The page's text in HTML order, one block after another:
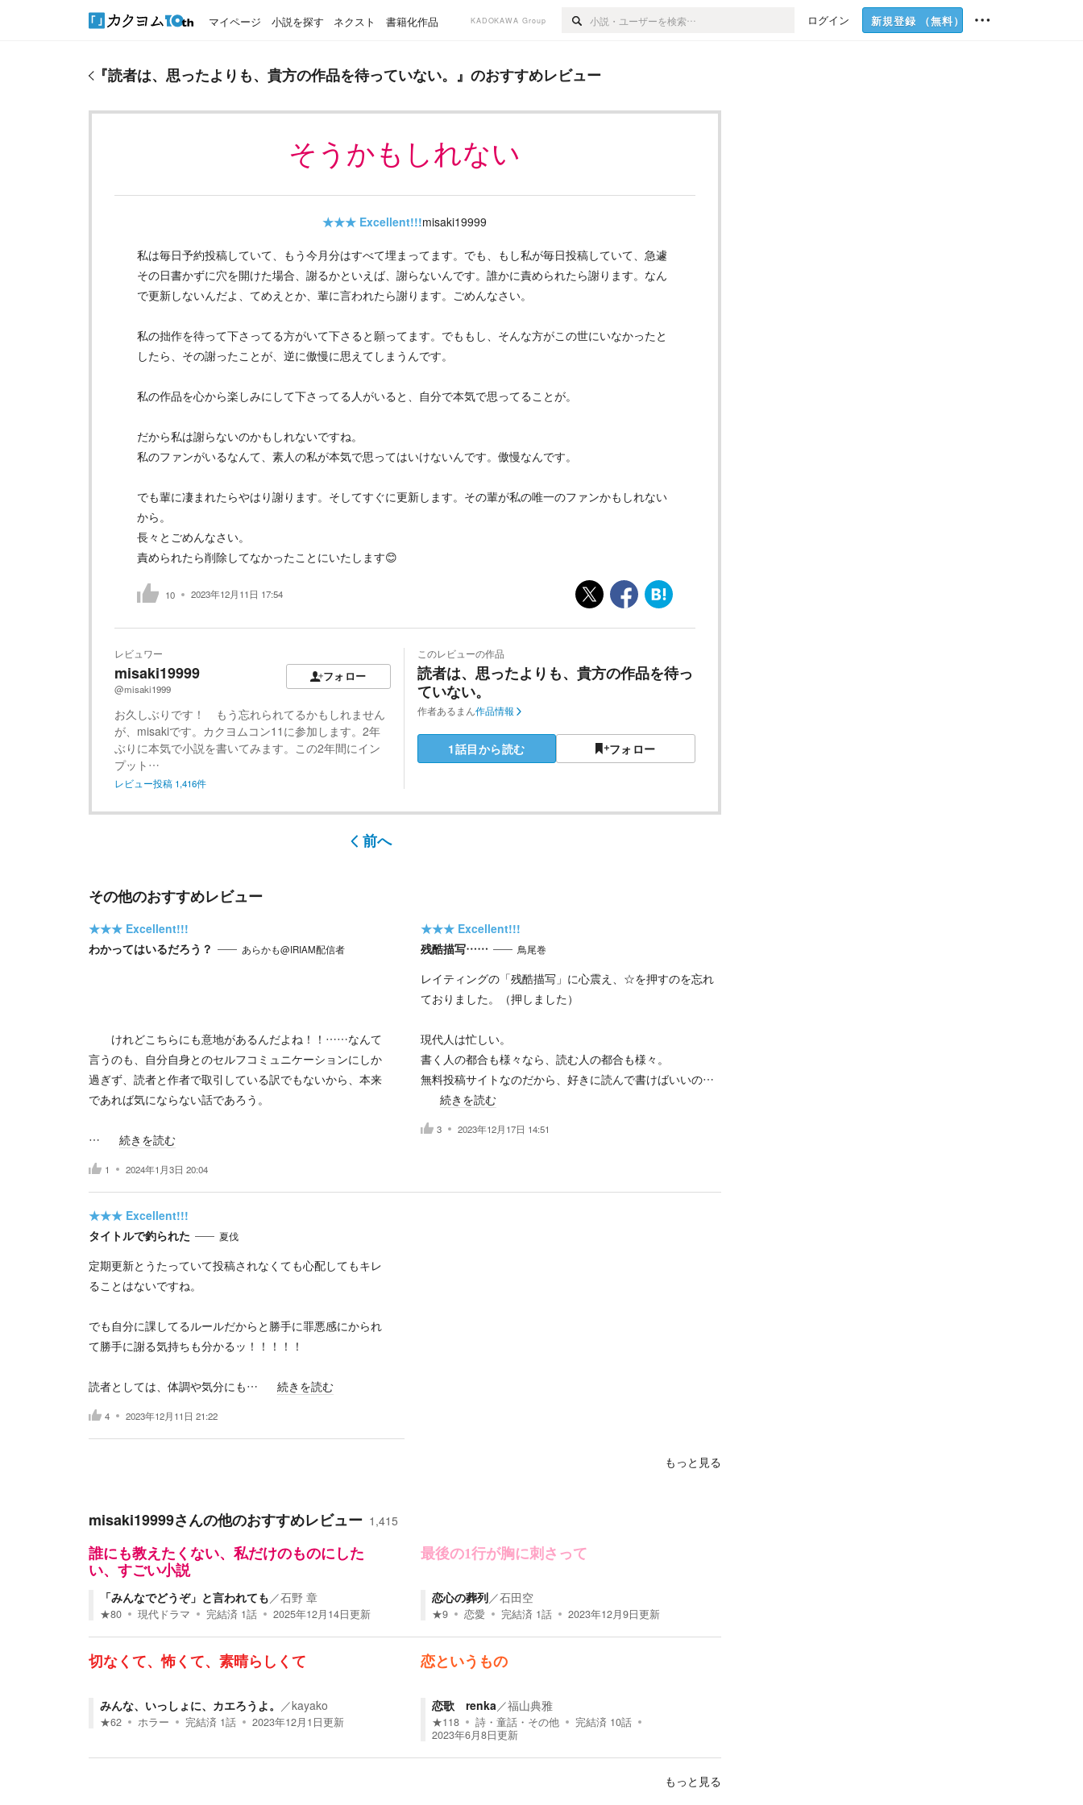
マイページ 小説を探す ネクスト 書籍化作品 KADOKAWA Group ログイン 新規登録 （無料）
『読者は、思ったよりも、貴方の作品を待っていない。 』のおすすめレビュー
そうかもしれない
★★★ Excellent!!!misaki19999
私は毎日予約投稿していて、もう今月分はすべて埋まってます。でも、もし私が毎日投稿していて、急遽
その日書かずに穴を開けた場合、謝るかといえば、謝らないんです。誰かに責められたら謝ります。なん
で更新しないんだよ、てめえとか、輩に言われたら謝ります。ごめんなさい。
私の拙作を待って下さってる方がいて下さると願ってます。でももし、そんな方がこの世にいなかったと
したら、その謝ったことが、逆に傲慢に思えてしまうんです。
私の作品を心から楽しみにして下さってる人がいると、自分で本気で思ってることが。
だから私は謝らないのかもしれないですね。
私のファンがいるなんて、素人の私が本気で思ってはいけないんです。傲慢なんです。
でも輩に凄まれたらやはり謝ります。そしてすぐに更新します。その輩が私の唯一のファンかもしれない
から。
長々とごめんなさい。
責められたら削除してなかったことにいたします😊
10 2023年12月11日 17:54
レビュワー
misaki19999
@misaki1999
フォロー
お久しぶりです！ もう忘れられてるかもしれません
が、misakiです。カクヨムコン11に参加します。2年
ぶりに本気で小説を書いてみます。この2年間にイン
プット…
レビュー投稿 1,416件
このレビューの作品
読者は、思ったよりも、貴方の作品を待っ
ていない。
作者あるまん作品情報
1話目から読む フォロー
前へ
その他のおすすめレビュー
★★★ Excellent!!!
わかってはいるだろう？
あらかも@IRIAM配信者
けれどこちらにも意地があるんだよね！！……なんて
言うのも、自分自身とのセルフコミュニケーションにしか
過ぎず、読者と作者で取引している訳でもないから、本来
であれば気にならない話であろう。
… 続きを読む
1 2024年1月3日 20:04
★★★ Excellent!!!
残酷描写……
鳥尾巻
レイティングの「残酷描写」に心震え、☆を押すのを忘れ
ておりました。（押しました）
現代人は忙しい。
書く人の都合も様々なら、読む人の都合も様々。
無料投稿サイトなのだから、好きに読んで書けばいいの…
続きを読む
3 2023年12月17日 14:51
★★★ Excellent!!!
タイトルで釣られた
夏伐
定期更新とうたっていて投稿されなくても心配してもキレ
ることはないですね。
でも自分に課してるルールだからと勝手に罪悪感にかられ
て勝手に謝る気持ちも分かるッ！！！！！
読者としては、体調や気分にも… 続きを読む
4 2023年12月11日 21:22
もっと見る
misaki19999さんの他のおすすめレビュー 1,415
誰にも教えたくない、私だけのものにした
い、すごい小説
「みんなでどうぞ」と言われても／石野 章
★80 現代ドラマ 完結済 1話 2025年12月14日更新
最後の1行が胸に刺さって
恋心の葬列／石田空
★9 恋愛 完結済 1話 2023年12月9日更新
切なくて、怖くて、素晴らしくて
みんな、いっしょに、カエろうよ。 ／kayako
★62 ホラー 完結済 1話 2023年12月1日更新
恋というもの
恋歌 renka／福山典雅
★118 詩・童話・その他 完結済 10話
2023年6月8日更新
もっと見る